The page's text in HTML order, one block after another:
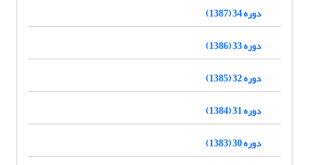
دوره 34 (1387)
دوره 33 (1386)
دوره 32 (1385)
دوره 31 (1384)
دوره 30 (1383)